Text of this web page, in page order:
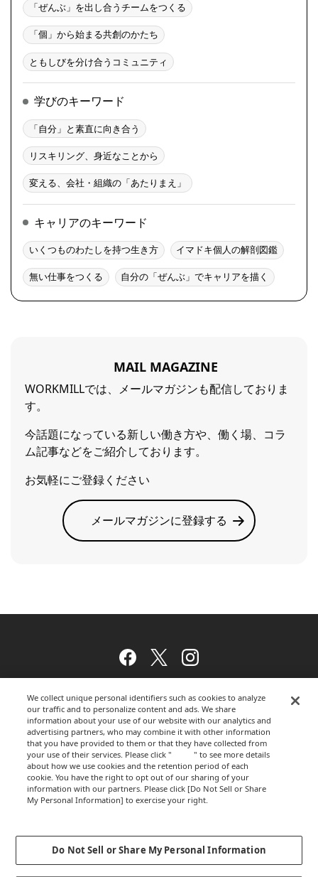
「ぜんぶ」を出し合うチームをつくる
「個」から始まる共創のかたち
ともしびを分け合うコミュニティ
学びのキーワード
「自分」と素直に向き合う
リスキリング、身近なことから
変える、会社・組織の「あたりまえ」
キャリアのキーワード
いくつものわたしを持つ生き方 イマドキ個人の解剖図鑑
無い仕事をつくる 自分の「ぜんぶ」でキャリアを描く
MAIL MAGAZINE
WORKMILLでは、メールマガジンも配信しておりま
す。
今話題になっている新しい働き方や、働く場、コラ
ム記事などをご紹介しております。
お気軽にご登録ください
メールマガジンに登録する
Facebook
TwitterInstagram
ウェブサイトのご利用について
プライバシーポリシー
We collect unique personal identifiers such as cookies to analyze
our traffic and to personalize content and ads. We share
information about your use of our website with our analytics and
advertising partners, who may combine it with other information
that you have provided to them or that they have collected from
your use of their services. Please click "
here" to see more details
about how we use cookies and the retention period of each
cookie. You have the right to opt out of our sharing of your
information with our partners. Please click [Do Not Sell or Share
My Personal Information] to exercise your right.
Do Not Sell or Share My Personal Information